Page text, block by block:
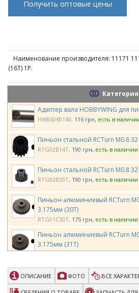
Получить оптовые цены
Наименование производителя: 11171
(16T) 1P.
Категория
Адаптер вала HOBBYWING для
HW86060140 116 грн есть в
Пиньон стальной RCTurn M0.8
RTG02B14T 190 грн есть в наличии
Пиньон стальной RCTurn M0.8
RTG02B20T 190 грн есть в наличии
Пиньон алюминиевый RCTurn
3.175мм (30T)
RTG01C30T 175 грн есть в наличии
Пиньон алюминиевый RCTurn
3.175мм (31T)
Пиньон стальной RCTurn M0.8 32
RTG02B15T 190 грн есть в наличии
ОПИСАНИЕ ФОТО ВСЕ